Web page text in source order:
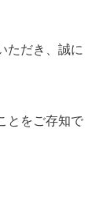
ただき、誠に
とをご存知で